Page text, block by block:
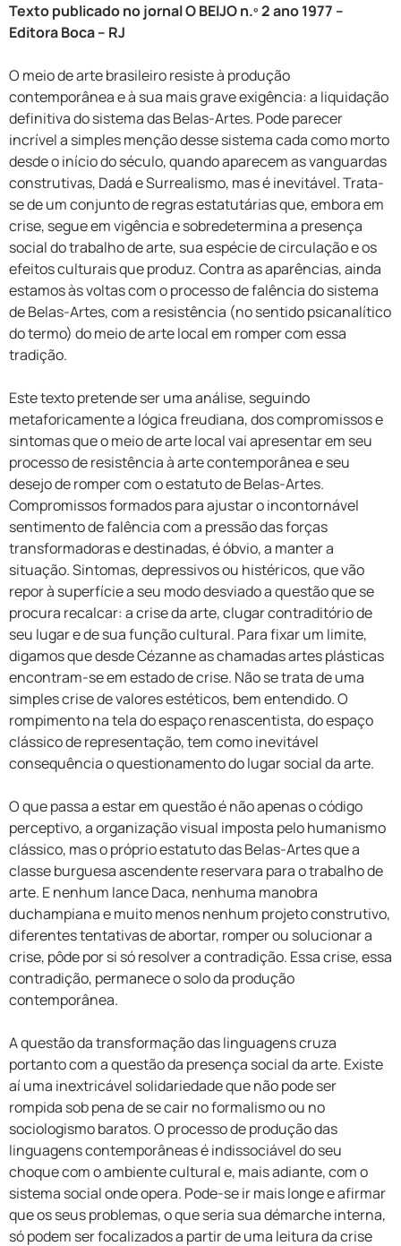
Texto publicado no jornal O BEIJO n.º 2 ano 1977 –
Editora Boca – RJ
O meio de arte brasileiro resiste à produção
contemporânea e à sua mais grave exigência: a liquidação
definitiva do sistema das Belas-Artes. Pode parecer
incrível a simples menção desse sistema cada como morto
desde o início do século, quando aparecem as vanguardas
construtivas, Dadá e Surrealismo, mas é inevitável. Trata-
se de um conjunto de regras estatutárias que, embora em
crise, segue em vigência e sobredetermina a presença
social do trabalho de arte, sua espécie de circulação e os
efeitos culturais que produz. Contra as aparências, ainda
estamos às voltas com o processo de falência do sistema
de Belas-Artes, com a resistência (no sentido psicanalítico
do termo) do meio de arte local em romper com essa
tradição.
Este texto pretende ser uma análise, seguindo
metaforicamente a lógica freudiana, dos compromissos e
sintomas que o meio de arte local vai apresentar em seu
processo de resistência à arte contemporânea e seu
desejo de romper com o estatuto de Belas-Artes.
Compromissos formados para ajustar o incontornável
sentimento de falência com a pressão das forças
transformadoras e destinadas, é óbvio, a manter a
situação. Sintomas, depressivos ou histéricos, que vão
repor à superfície a seu modo desviado a questão que se
procura recalcar: a crise da arte, clugar contraditório de
seu lugar e de sua função cultural. Para fixar um limite,
digamos que desde Cézanne as chamadas artes plásticas
encontram-se em estado de crise. Não se trata de uma
simples crise de valores estéticos, bem entendido. O
rompimento na tela do espaço renascentista, do espaço
clássico de representação, tem como inevitável
consequência o questionamento do lugar social da arte.
O que passa a estar em questão é não apenas o código
perceptivo, a organização visual imposta pelo humanismo
clássico, mas o próprio estatuto das Belas-Artes que a
classe burguesa ascendente reservara para o trabalho de
arte. E nenhum lance Daca, nenhuma manobra
duchampiana e muito menos nenhum projeto construtivo,
diferentes tentativas de abortar, romper ou solucionar a
crise, pôde por si só resolver a contradição. Essa crise, essa
contradição, permanece o solo da produção
contemporânea.
A questão da transformação das linguagens cruza
portanto com a questão da presença social da arte. Existe
aí uma inextricável solidariedade que não pode ser
rompida sob pena de se cair no formalismo ou no
sociologismo baratos. O processo de produção das
linguagens contemporâneas é indissociável do seu
choque com o ambiente cultural e, mais adiante, com o
sistema social onde opera. Pode-se ir mais longe e afirmar
que os seus problemas, o que seria sua démarche interna,
só podem ser focalizados a partir de uma leitura da crise